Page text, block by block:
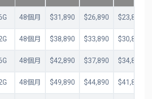
48個月 $31,890 $26,890 $23,890
48個月 $38,890 $33,890 $30,890
48個月 $42,890 $37,890 $34,890
48個月 $49,890 $44,890 $41,890